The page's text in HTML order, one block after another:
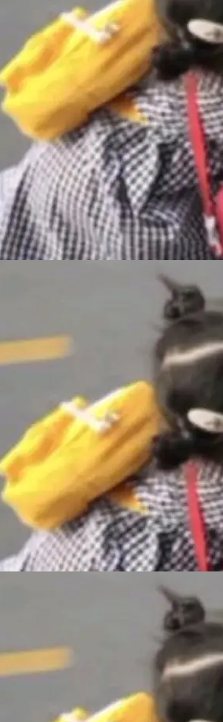
show_
用 CEO Matthew Pri
都在用 Isolate 运行代
器，它们需要的是 Iso
容器的问题在于启动
要执行的任务可能
，但容器从冷启动到
有十...
this wron
OpenAI 告上法庭，指
取商业秘密。苹果的诉
系统性地从前东家挖
。 OpenAI 没发律师
它在官网贴了一篇博
is getting this wro
和 iMessage 聊天记
了 苹果外部律师 Gabr
，2 月 23 日下午 5:53
Chang 发了封邮
OpenAI 配合调查前苹
上架WorkBu
能干活的AI办公
鸿蒙PC版上架HUAWE
，直接下载即可使
一致。值得一提的是，
平板接入WorkBuddy P
写”重磅功能——你写
作互不干扰。一句话让
体验！ 温馨提示：
前，请将 HUAWEI M
6.1.0.135S
*升级路径：设置 > 搜
号“Lei”，以此纪
FFmpeg 今天正式发
除了带来新一代音视频
外，还有一个特殊之
“Lei”。 这个名字，
Lei Xiaohua）。 对于
，这个名字并不陌
是雷霄骅离世十周
用一个大版本的名
霄骅曾是中国传媒大学
，长期从事视频、音
代码烧掉 1215
多份内部报告显示，AI
。《金融时报》报道
平台作者信息与商品
规的数据处理任
美元的账单，实际支出
令人意外的是，该项目
算力消耗持续运行长
对账时才察觉异常。这
程序，在近半年时间
显示，...
在 CNBC 的采访里
在赢得 AI 竞赛，而
工具预计在今年底或
实验室的水平。 Dela
：开放协作。中国的
作的生态里加速迭代，
车"。他的原话是 "buil
，互不通气。 这个判
同。Hugging Face 是
上面跑着上百万个模
...
了最好的扩展系
问过很多软件工程师
自己用的程序？答案几
用别人写的程序写程
写个博客系统、智能
算稀奇事。 Crawsh
个开源 AI coding age
篇文章，核心论点很
源。 理由不是传统的自
AI agent 直接相关的
就能个性化任何软件 C
布内测邀请，全
路演现场诞生
的时候大概没人想到它
态的路演。 8月1日，
负责人崔添翼（tiany
是 Agent Harness 相
望参加 DeepSeek Har
私信联系我。请附上
真实环境中——调用工
、处理错误、完成闭
Lite-Preview
源轻量级统一多模态模
U1.5-Lite-Preview。
还仅以 8B-MoT 的轻
更精细的真实质感、
迭代编辑。 相比 U
以下方向上带来了显著
个用来检查 Ubuntu
。 Canonical 工程师
说得很直白：「hwc
，它和它的依赖项都
来 Anthropic
之间来回跳，中间只